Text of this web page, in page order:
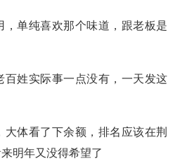
单纯喜欢那个味道，跟老板是
姓实际事一点没有，一天发这
体看了下余额，排名应该在荆
明年又没得希望了